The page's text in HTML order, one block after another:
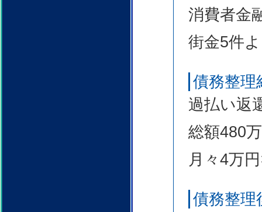
消費者金
街金5件
債務整理
過払い返
総額480
月々4万
債務整理